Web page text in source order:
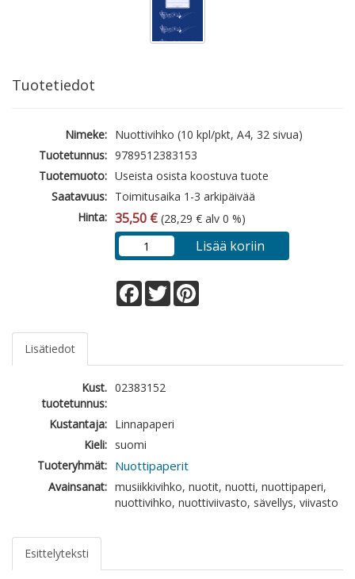
Tuotetiedot
Nimeke: Nuottivihko (10 kpl/pkt, A4, 32 sivua)
Tuotetunnus: 9789512383153
Tuotemuoto: Useista osista koostuva tuote
Saatavuus: Toimitusaika 1-3 arkipäivää
Hinta: 35,50 € (28,29 € alv 0 %)
Lisää koriin
Facebook
Twitter
Lisätiedot
Kust.
tuotetunnus:
02383152
Kustantaja: Linnapaperi
Kieli: suomi
Tuoteryhmät: Nuottipaperit
Avainsanat: musiikkivihko, nuotit, nuotti, nuottipaperi,
nuottivihko, nuottiviivasto, sävellys, viivasto
Esittelyteksti